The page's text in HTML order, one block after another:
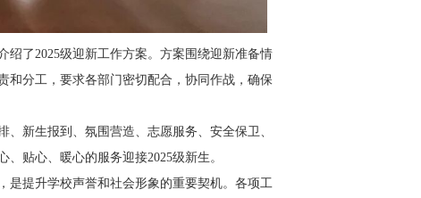
绍了2025级迎新工作方案。方案围绕迎新准备情
和分工，要求各部门密切配合，协同作战，确保
新生报到、氛围营造、志愿服务、安全保卫、
、贴心、暖心的服务迎接2025级新生。
是提升学校声誉和社会形象的重要契机。各项工